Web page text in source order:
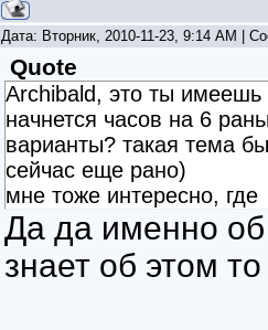
Дата: Вторник, 2010-11-23, 9:14 AM |
Quote
Archibald, это ты имеешь
начнется часов на 6
варианты? такая тема
сейчас еще рано)
мне тоже интересно, где
Да да именно об
знает об этом